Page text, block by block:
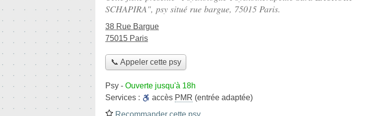
SCHAPIRA", psy situé rue bargue, 75015 Paris.
38 Rue Bargue
75015 Paris
📞 Appeler cette psy
Psy - Ouverte jusqu'à 18h
Services :
accès PMR (entrée adaptée)
Recommander cette psy